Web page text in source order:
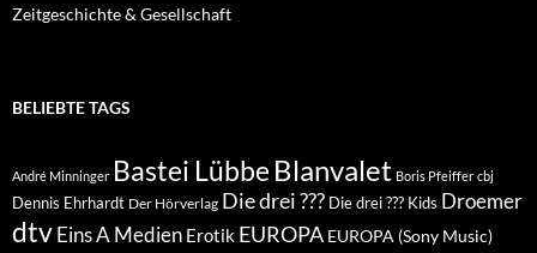
Zeitgeschichte & Gesellschaft
BELIEBTE TAGS
André Minninger Bastei Lübbe Blanvalet Boris Pfeiffer cbj
Dennis Ehrhardt Der Hörverlag Die drei ??? Die drei ??? Kids Droemer
dtvEins A Medien Erotik EUROPA EUROPA (Sony Music)